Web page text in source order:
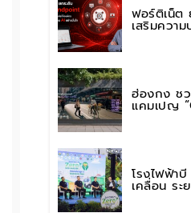
ฟอร์ติเน็ต
เสริมควา
ฮ่องกง ชว
แคมเปญ
โรงไฟฟ้า
เคลื่อน ระ